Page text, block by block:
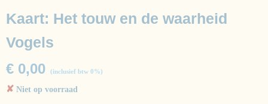
Kaart: Het touw en de waarheid
Vogels
€ 0,00 (inclusief btw 0%)
✘ Niet op voorraad